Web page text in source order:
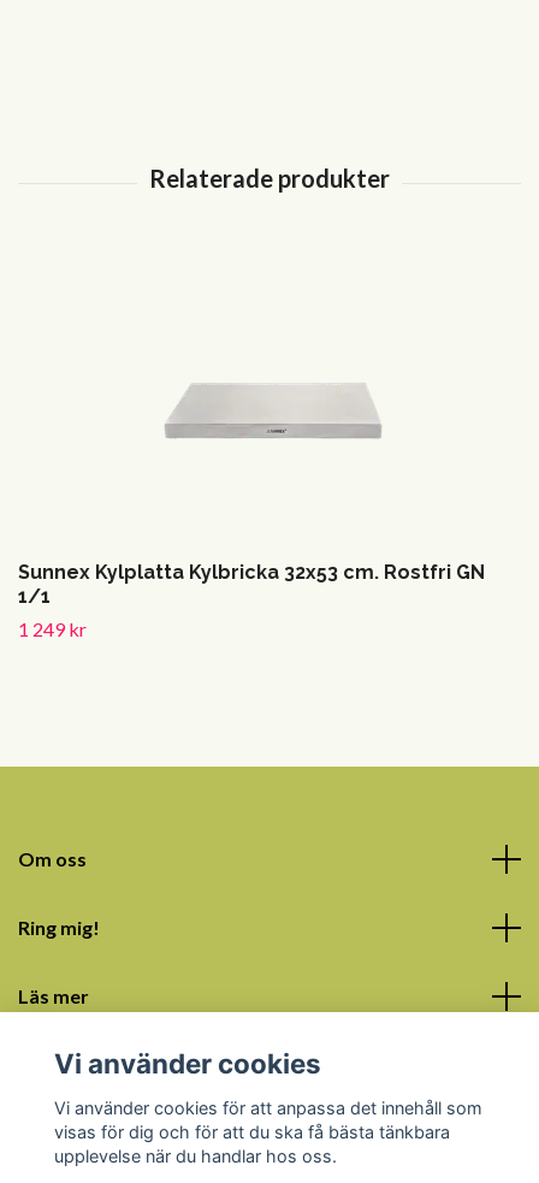
Sunnex Kylplatta Kylbricka 32x53 cm. Rostfri GN
1/1
1 249 kr
Om oss
Ring mig!
Läs mer
Sociala medier
Vi använder cookies
Vi använder cookies för att anpassa det innehåll som
visas för dig och för att du ska få bästa tänkbara
upplevelse när du handlar hos oss.